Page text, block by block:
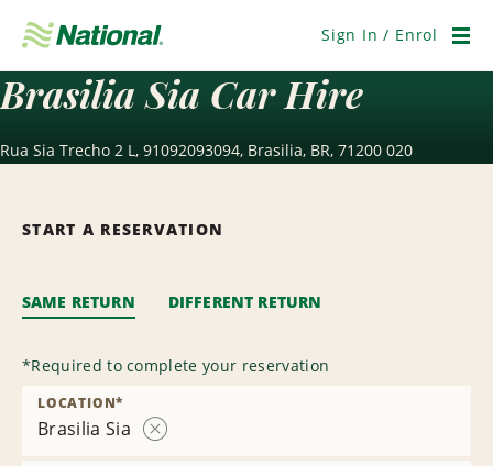
Navigation
Sign In / Enrol
Brasilia Sia Car Hire
Rua Sia Trecho 2 L, 91092093094, Brasilia, BR, 71200 020
START A RESERVATION
SAME RETURN DIFFERENT RETURN
*Required to complete your reservation
Brasilia Sia
LOCATION*